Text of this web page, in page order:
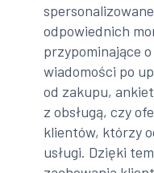
odpowiednich
przypominające
wiadomości po
od zakupu,
z obsługą, czy
klientów, którzy
usługi. Dzięki